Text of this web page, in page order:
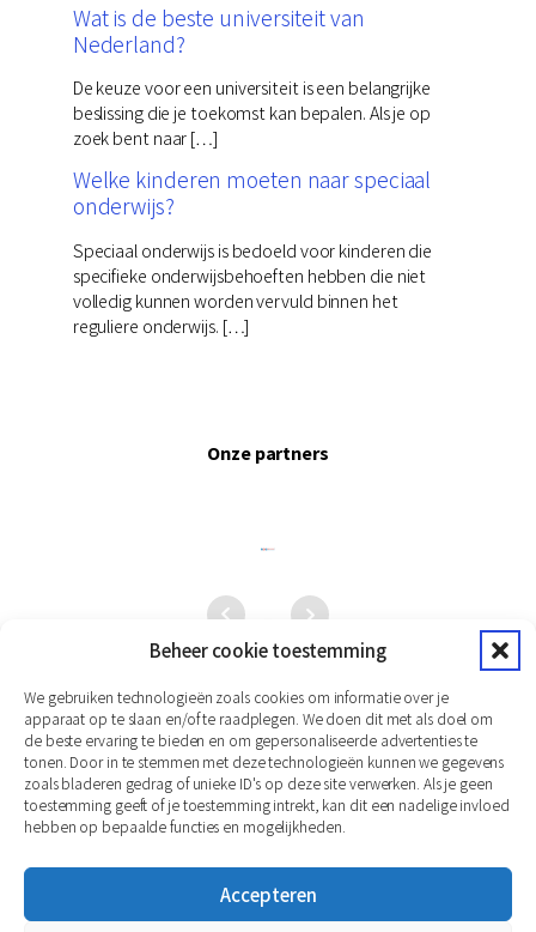
Beheer cookie toestemming
We gebruiken technologieën zoals cookies om informatie over je
apparaat op te slaan en/of te raadplegen. We doen dit met als doel om
de beste ervaring te bieden en om gepersonaliseerde advertenties te
tonen. Door in te stemmen met deze technologieën kunnen we gegevens
zoals bladeren gedrag of unieke ID's op deze site verwerken. Als je geen
toestemming geeft of je toestemming intrekt, kan dit een nadelige invloed
hebben op bepaalde functies en mogelijkheden.
Accepteren
Wat is de beste universiteit van
Nederland?
De keuze voor een universiteit is een belangrijke
beslissing die je toekomst kan bepalen. Als je op
zoek bent naar […]
Welke kinderen moeten naar speciaal
onderwijs?
Speciaal onderwijs is bedoeld voor kinderen die
specifieke onderwijsbehoeften hebben die niet
volledig kunnen worden vervuld binnen het
reguliere onderwijs. […]
Onze partners